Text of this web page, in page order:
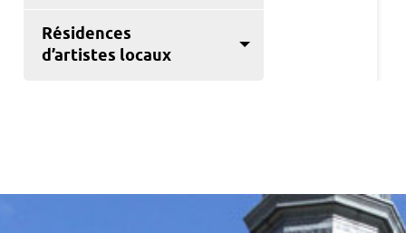
Résidences
d’artistes locaux